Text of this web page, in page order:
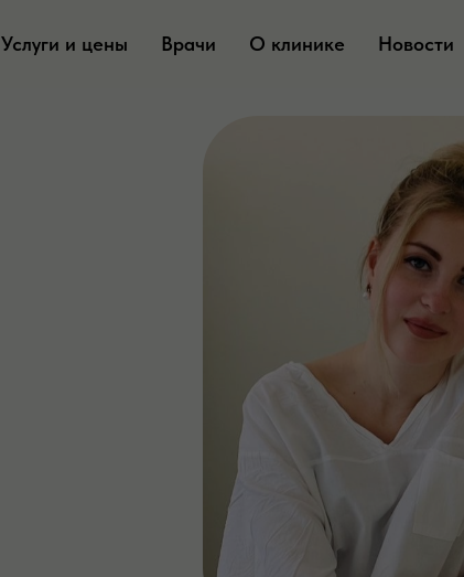
Услуги и цены Врачи О клинике Новости